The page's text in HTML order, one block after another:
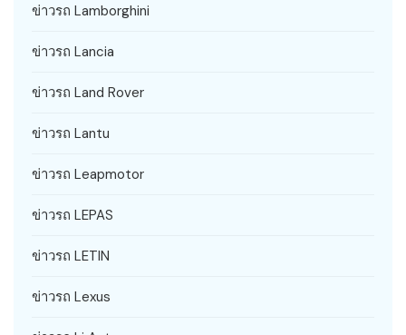
ข่าวรถ Lamborghini
ข่าวรถ Lancia
ข่าวรถ Land Rover
ข่าวรถ Lantu
ข่าวรถ Leapmotor
ข่าวรถ LEPAS
ข่าวรถ LETIN
ข่าวรถ Lexus